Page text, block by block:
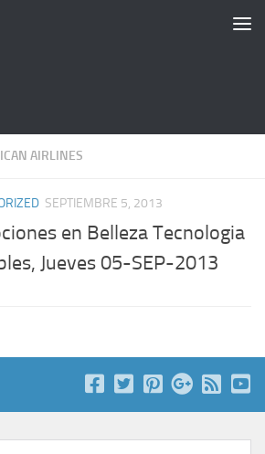
AIRLINES
SEPTIEMBRE 5, 2013
en Belleza Tecnologia
Jueves 05-SEP-2013